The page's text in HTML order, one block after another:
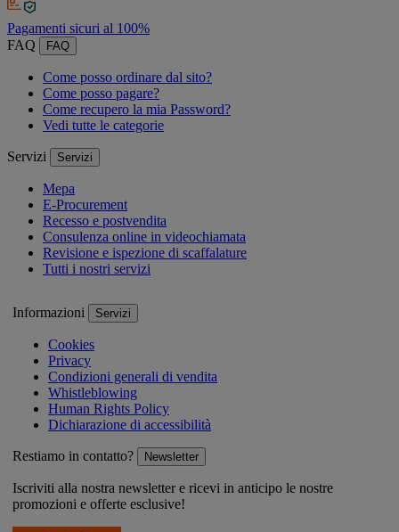
Pagamenti sicuri al 100%
FAQ
FAQ
Come posso ordinare dal sito?
Come posso pagare?
Come recupero la mia Password?
Vedi tutte le categorie
Servizi Servizi
Mepa
E-Procurement
Recesso e postvendita
Consulenza online in videochiamata
Revisione e ispezione di scaffalature
Tutti i nostri servizi
Informazioni Servizi
Cookies
Privacy
Condizioni generali di vendita
Whistleblowing
Human Rights Policy
Dichiarazione di accessibilità
Restiamo in contatto? Newsletter
Iscriviti alla nostra newsletter e ricevi in anticipo le nostre
promozioni e offerte esclusive!